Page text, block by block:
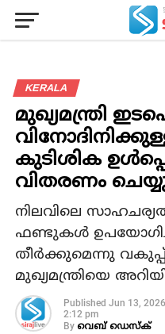
KERALA
മുഖ്യമന്ത്രി
കുടിശിക
വിതരണം
നിലവിലെ
ഫണ്ടുകള്‍
തീര്‍ക്കുമെന്നു
മുഖ്യമന്ത്രിയെ
Published Jun 13,
2:12 pm
By വെബ് ഡെസ്‌ക്